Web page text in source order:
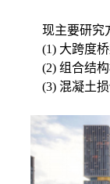
现主要研究
(1) 大跨度
(2) 组合结构
(3) 混凝土损